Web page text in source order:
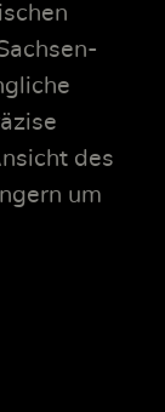
des
um